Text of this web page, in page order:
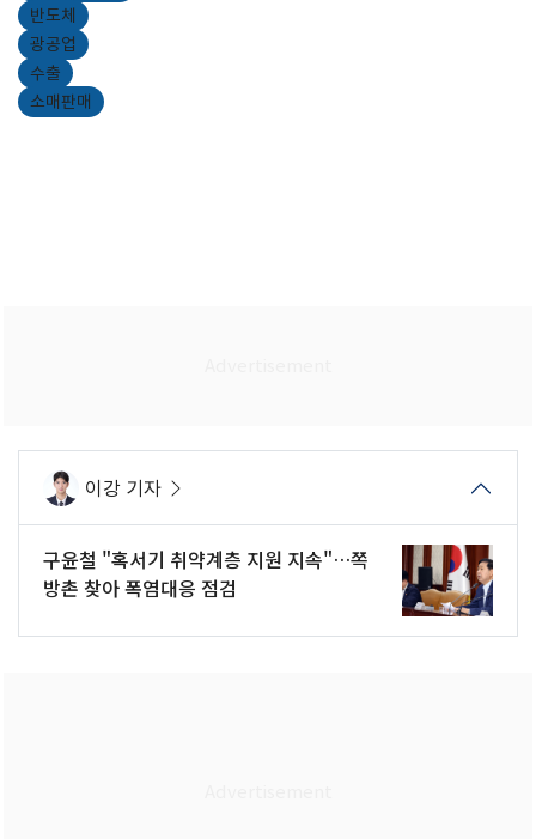
반도체
광공업
수출
소매판매
이강 기자
구윤철 "혹서기 취약계층 지원 지속"…쪽
방촌 찾아 폭염대응 점검